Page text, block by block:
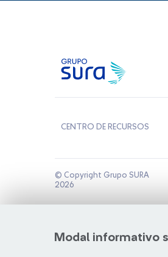
Modal informativo
CENTRO DE RECURSOS
© Copyright Grupo SURA
2026